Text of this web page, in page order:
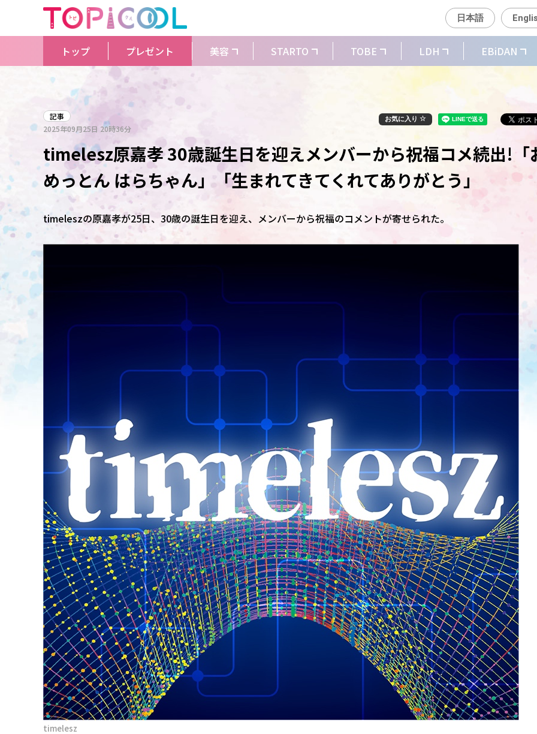
日本語
トップ プレゼント 美容 STARTO TOBE LDH EBiDAN
記事
2025年09月25日 20時36分
お気に入り
timelesz原嘉孝 30歳誕生日を迎えメンバーから祝福コメ続出!「
めっとん はらちゃん」「生まれてきてくれてありがとう」
timeleszの原嘉孝が25日、30歳の誕生日を迎え、メンバーから祝福のコメントが寄せられた。
timelesz